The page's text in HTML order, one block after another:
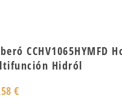
CCHV1065HYMFD
Hidról
€